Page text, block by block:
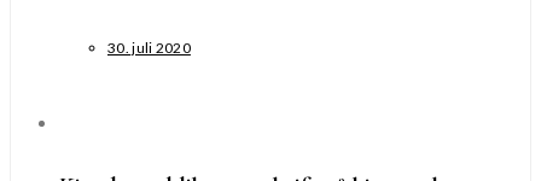
30. juli 2020